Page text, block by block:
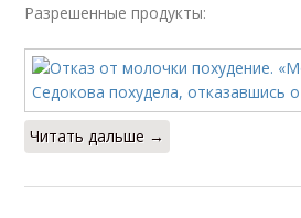
Разрешенные продукты:
Читать дальше →